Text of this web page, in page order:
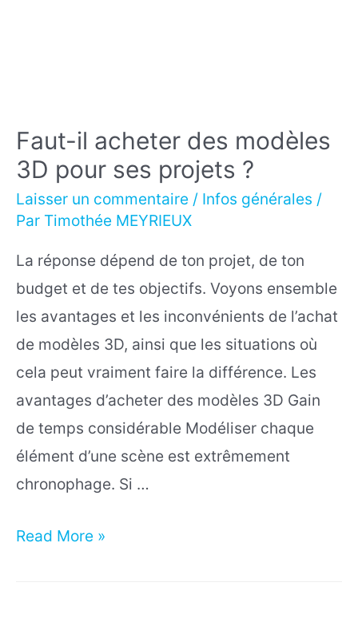
Faut-il acheter des modèles
3D pour ses projets ?
Laisser un commentaire / Infos générales /
Par Timothée MEYRIEUX
La réponse dépend de ton projet, de ton
budget et de tes objectifs. Voyons ensemble
les avantages et les inconvénients de l’achat
de modèles 3D, ainsi que les situations où
cela peut vraiment faire la différence. Les
avantages d’acheter des modèles 3D Gain
de temps considérable Modéliser chaque
élément d’une scène est extrêmement
chronophage. Si …
Faut-
Read More »